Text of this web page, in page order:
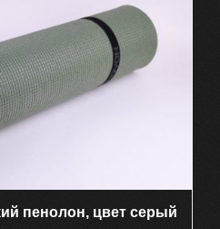
пенолон, цвет серый